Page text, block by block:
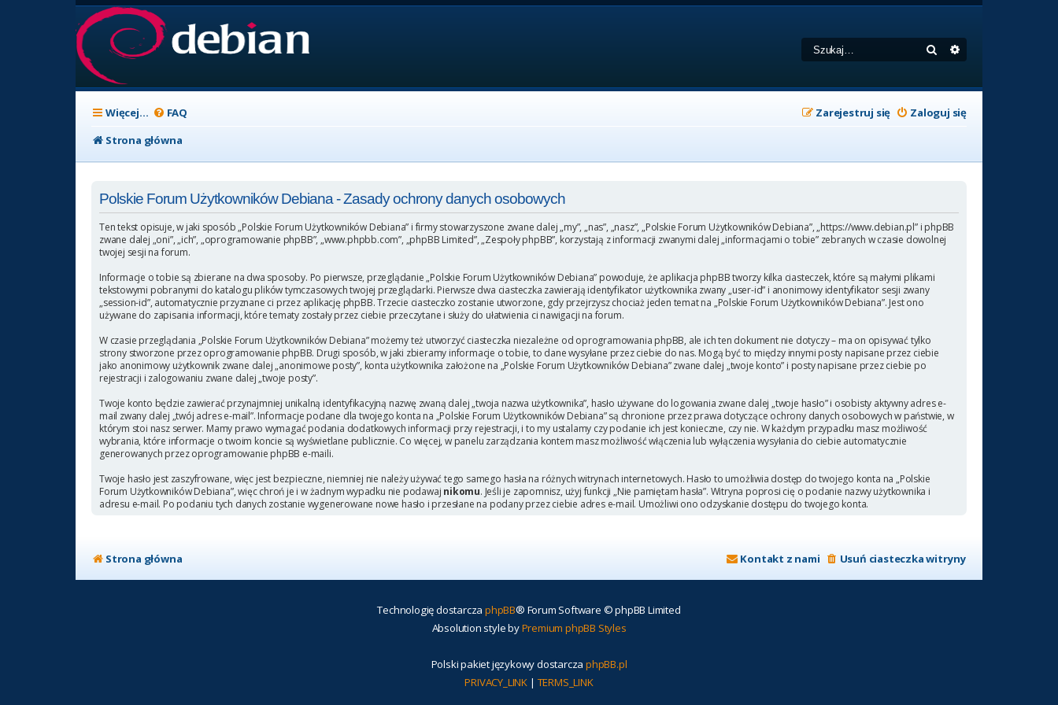
Szukaj
Więcej… FAQ Zaloguj się
Zarejestruj się
Strona główna
Polskie Forum Użytkowników Debiana - Zasady ochrony danych osobowych
Ten tekst opisuje, w jaki sposób „Polskie Forum Użytkowników Debiana” i firmy stowarzyszone zwane dalej „my”, „nas”, „nasz”, „Polskie Forum Użytkowników Debiana”, „https://www.debian.pl” i phpBB
zwane dalej „oni”, „ich”, „oprogramowanie phpBB”, „www.phpbb.com”, „phpBB Limited”, „Zespoły phpBB”, korzystają z informacji zwanymi dalej „informacjami o tobie” zebranych w czasie dowolnej
twojej sesji na forum.
Informacje o tobie są zbierane na dwa sposoby. Po pierwsze, przeglądanie „Polskie Forum Użytkowników Debiana” powoduje, że aplikacja phpBB tworzy kilka ciasteczek, które są małymi plikami
tekstowymi pobranymi do katalogu plików tymczasowych twojej przeglądarki. Pierwsze dwa ciasteczka zawierają identyfikator użytkownika zwany „user-id” i anonimowy identyfikator sesji zwany
„session-id”, automatycznie przyznane ci przez aplikację phpBB. Trzecie ciasteczko zostanie utworzone, gdy przejrzysz chociaż jeden temat na „Polskie Forum Użytkowników Debiana”. Jest ono
używane do zapisania informacji, które tematy zostały przez ciebie przeczytane i służy do ułatwienia ci nawigacji na forum.
W czasie przeglądania „Polskie Forum Użytkowników Debiana” możemy też utworzyć ciasteczka niezależne od oprogramowania phpBB, ale ich ten dokument nie dotyczy – ma on opisywać tylko
strony stworzone przez oprogramowanie phpBB. Drugi sposób, w jaki zbieramy informacje o tobie, to dane wysyłane przez ciebie do nas. Mogą być to między innymi posty napisane przez ciebie
jako anonimowy użytkownik zwane dalej „anonimowe posty”, konta użytkownika założone na „Polskie Forum Użytkowników Debiana” zwane dalej „twoje konto” i posty napisane przez ciebie po
rejestracji i zalogowaniu zwane dalej „twoje posty”.
Twoje konto będzie zawierać przynajmniej unikalną identyfikacyjną nazwę zwaną dalej „twoja nazwa użytkownika”, hasło używane do logowania zwane dalej „twoje hasło” i osobisty aktywny adres e-
mail zwany dalej „twój adres e-mail”. Informacje podane dla twojego konta na „Polskie Forum Użytkowników Debiana” są chronione przez prawa dotyczące ochrony danych osobowych w państwie, w
którym stoi nasz serwer. Mamy prawo wymagać podania dodatkowych informacji przy rejestracji, i to my ustalamy czy podanie ich jest konieczne, czy nie. W każdym przypadku masz możliwość
wybrania, które informacje o twoim koncie są wyświetlane publicznie. Co więcej, w panelu zarządzania kontem masz możliwość włączenia lub wyłączenia wysyłania do ciebie automatycznie
generowanych przez oprogramowanie phpBB e-maili.
Twoje hasło jest zaszyfrowane, więc jest bezpieczne, niemniej nie należy używać tego samego hasła na różnych witrynach internetowych. Hasło to umożliwia dostęp do twojego konta na „Polskie
Forum Użytkowników Debiana”, więc chroń je i w żadnym wypadku nie podawaj nikomu. Jeśli je zapomnisz, użyj funkcji „Nie pamiętam hasła”. Witryna poprosi cię o podanie nazwy użytkownika i
adresu e-mail. Po podaniu tych danych zostanie wygenerowane nowe hasło i przesłane na podany przez ciebie adres e-mail. Umożliwi ono odzyskanie dostępu do twojego konta.
Strona główna Usuń ciasteczka witryny
Kontakt z nami
Technologię dostarcza phpBB® Forum Software © phpBB Limited
Absolution style byPremium phpBB Styles
Polski pakiet językowy dostarcza phpBB.pl
PRIVACY_LINK | TERMS_LINK